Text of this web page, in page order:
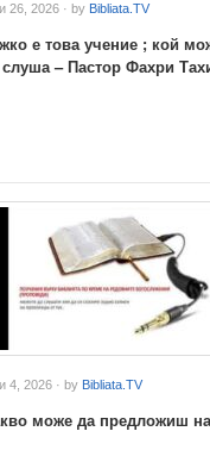
26, 2026 · by Bibliata.TV
е това учение ; кой
слуша – Пастор Фахри
4, 2026 · by Bibliata.TV
може да предложиш